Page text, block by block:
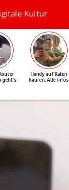
Kultur
geht's
Handy auf Raten
kaufen: Alle Infos